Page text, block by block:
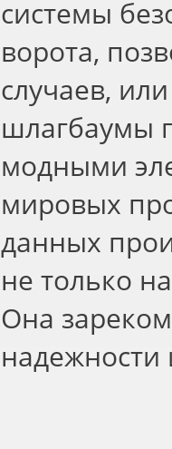
системы
ворота,
случаев,
шлагбаумы
модными
мировых
данных
не только
Она
надежности